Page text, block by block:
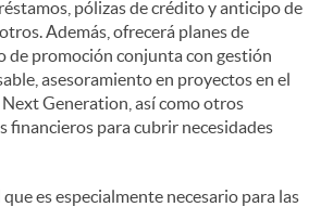
pólizas de crédito y anticipo de
Además, ofrecerá planes de
de promoción conjunta con gestión
asesoramiento en proyectos en el
Generation, así como otros
financieros para cubrir necesidades
es especialmente necesario para las